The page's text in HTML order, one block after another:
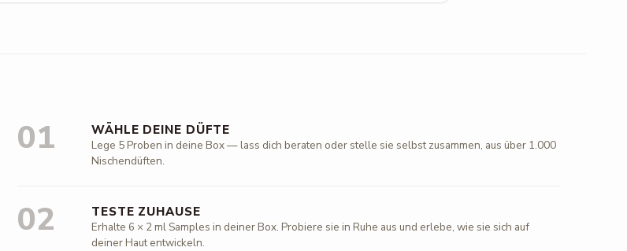
01 WÄHLE DEINE DÜFTE
Lege 5 Proben in deine Box — lass dich beraten oder stelle sie selbst zusammen, aus über 1.000
Nischendüften.
02 TESTE ZUHAUSE
Erhalte 6 × 2 ml Samples in deiner Box. Probiere sie in Ruhe aus und erlebe, wie sie sich auf
deiner Haut entwickeln.